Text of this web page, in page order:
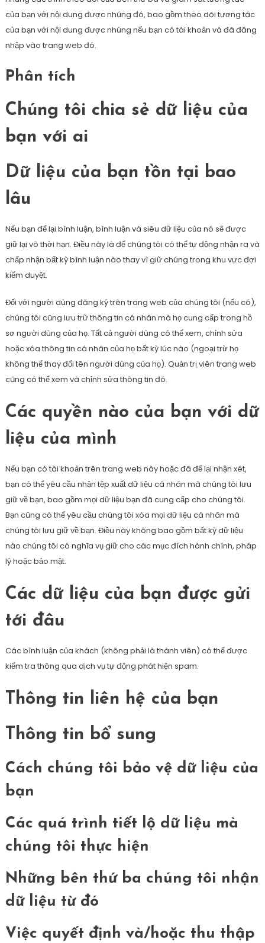
của bạn với nội dung được nhúng đó, bao gồm theo dõi tương tác
của bạn với nội dung được nhúng nếu bạn có tài khoản và đã đăng
nhập vào trang web đó.
Phân tích
Chúng tôi chia sẻ dữ liệu của
bạn với ai
Dữ liệu của bạn tồn tại bao
lâu
Nếu bạn để lại bình luận, bình luận và siêu dữ liệu của nó sẽ được
giữ lại vô thời hạn. Điều này là để chúng tôi có thể tự động nhận ra và
chấp nhận bất kỳ bình luận nào thay vì giữ chúng trong khu vực đợi
kiểm duyệt.
Đối với người dùng đăng ký trên trang web của chúng tôi (nếu có),
chúng tôi cũng lưu trữ thông tin cá nhân mà họ cung cấp trong hồ
sơ người dùng của họ. Tất cả người dùng có thể xem, chỉnh sửa
hoặc xóa thông tin cá nhân của họ bất kỳ lúc nào (ngoại trừ họ
không thể thay đổi tên người dùng của họ). Quản trị viên trang web
cũng có thể xem và chỉnh sửa thông tin đó.
Các quyền nào của bạn với dữ
liệu của mình
Nếu bạn có tài khoản trên trang web này hoặc đã để lại nhận xét,
bạn có thể yêu cầu nhận tệp xuất dữ liệu cá nhân mà chúng tôi lưu
giữ về bạn, bao gồm mọi dữ liệu bạn đã cung cấp cho chúng tôi.
Bạn cũng có thể yêu cầu chúng tôi xóa mọi dữ liệu cá nhân mà
chúng tôi lưu giữ về bạn. Điều này không bao gồm bất kỳ dữ liệu
nào chúng tôi có nghĩa vụ giữ cho các mục đích hành chính, pháp
lý hoặc bảo mật.
Các dữ liệu của bạn được gửi
tới đâu
Các bình luận của khách (không phải là thành viên) có thể được
kiểm tra thông qua dịch vụ tự động phát hiện spam.
Thông tin liên hệ của bạn
Thông tin bổ sung
Cách chúng tôi bảo vệ dữ liệu của
bạn
Các quá trình tiết lộ dữ liệu mà
chúng tôi thực hiện
Những bên thứ ba chúng tôi nhận
dữ liệu từ đó
Việc quyết định và/hoặc thu thập